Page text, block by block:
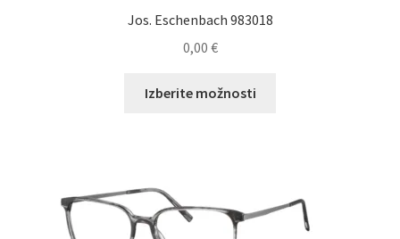
Jos. Eschenbach 983018
0,00 €
Izberite možnosti
Možnosti
lahko